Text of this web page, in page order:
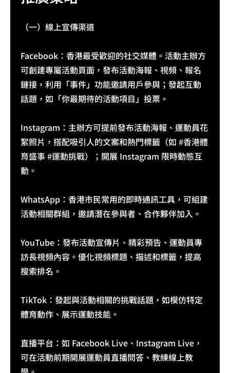
（一）線上宣傳渠道​
Facebook：香港最受歡迎的社交媒體。活動主辦方
可創建專屬活動頁面，發布活動海報、視頻、報名
鏈接，利用「事件」功能邀請用戶參與；發起互動
話題，如「你最期待的活動項目」投票。​
Instagram：主辦方可提前發布活動海報、運動員花
絮照片，搭配吸引人的文案和熱門標籤（如 #香港體
育盛事#運動挑戰）；開展 Instagram 限時動態互
動。​
WhatsApp：香港市民常用的即時通訊工具，可組建
活動相關群組，邀請潛在參與者、合作夥伴加入。​
YouTube：發布活動宣傳片、精彩預告、運動員專
訪長視頻內容。優化視頻標題、描述和標籤，提高
搜索排名。​
TikTok：發起與活動相關的挑戰話題，如模仿特定
體育動作、展示運動技能。
直播平台：如 Facebook Live、Instagram Live，
可在活動前期開展運動員直播問答、教練線上教